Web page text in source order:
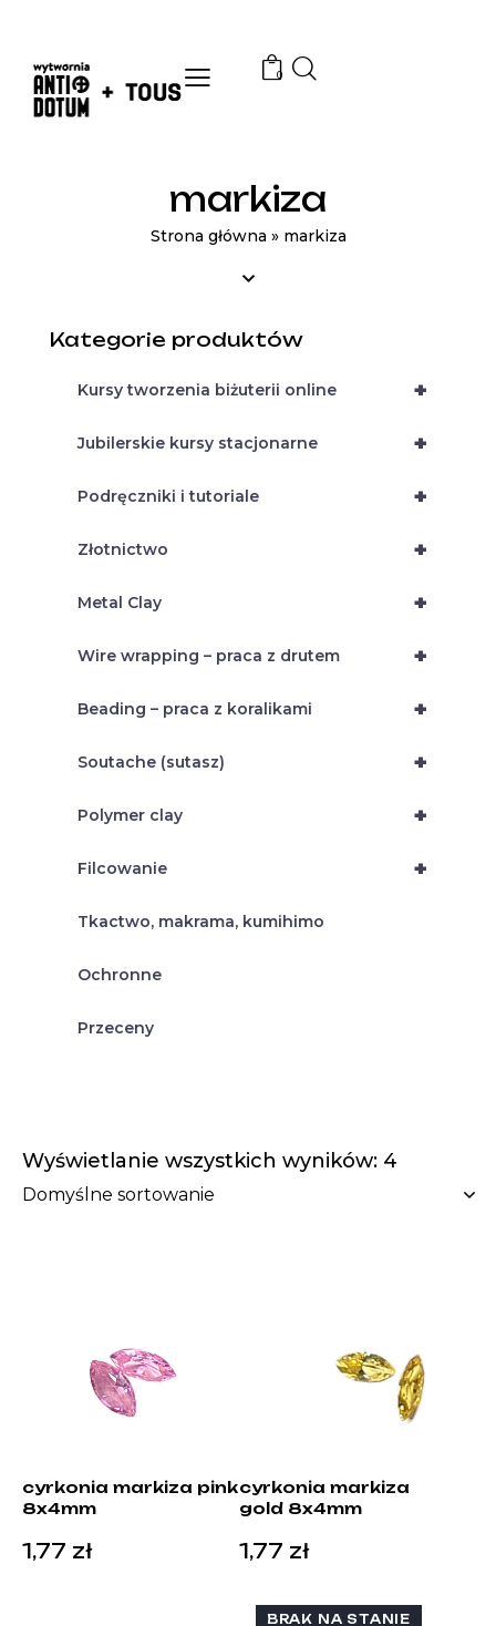
0
markiza
Strona główna » markiza
Wyświetlanie wszystkich wyników: 4
cyrkonia markiza pink
8x4mm
1,77 zł
cyrkonia markiza
gold 8x4mm
1,77 zł
BRAK NA STANIE
Kategorie produktów
+
Kursy tworzenia biżuterii online
+
Jubilerskie kursy stacjonarne
+
Podręczniki i tutoriale
+
Złotnictwo
+
Metal Clay
+
Wire wrapping – praca z drutem
+
Beading – praca z koralikami
+
Soutache (sutasz)
+
Polymer clay
+
Filcowanie
Tkactwo, makrama, kumihimo
Ochronne
Przeceny